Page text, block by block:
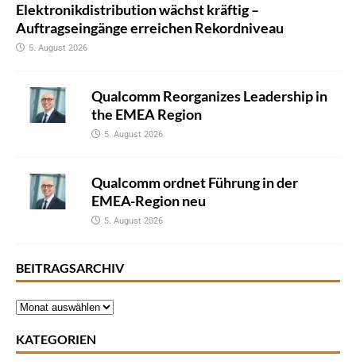
Elektronikdistribution wächst kräftig –
Auftragseingänge erreichen Rekordniveau
5. August 2026
Qualcomm Reorganizes Leadership in
the EMEA Region
5. August 2026
Qualcomm ordnet Führung in der
EMEA-Region neu
5. August 2026
BEITRAGSARCHIV
KATEGORIEN